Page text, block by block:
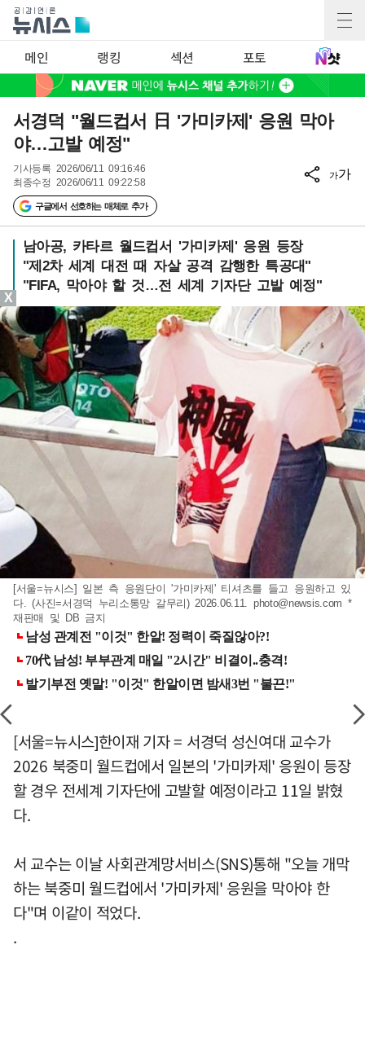
메인 랭킹 섹션 포토
서경덕 "월드컵서 日 '가미카제' 응원 막아
야…고발 예정"
기사등록 2026/06/11 09:16:46
최종수정 2026/06/11 09:22:58
구글에서 선호하는 매체로 추가
가가
남아공, 카타르 월드컵서 '가미카제' 응원 등장
"제2차 세계 대전 때 자살 공격 감행한 특공대"
"FIFA, 막아야 할 것…전 세계 기자단 고발 예정"
[서울=뉴시스] 일본 측 응원단이 '가미카제' 티셔츠를 들고 응원하고 있
다. (사진=서경덕 누리소통망 갈무리) 2026.06.11. photo@newsis.com *
재판매 및 DB 금지
[서울=뉴시스]한이재 기자 = 서경덕 성신여대 교수가
2026 북중미 월드컵에서 일본의 '가미카제' 응원이 등장
할 경우 전세계 기자단에 고발할 예정이라고 11일 밝혔
다.
서 교수는 이날 사회관계망서비스(SNS)통해 "오늘 개막
하는 북중미 월드컵에서 '가미카제' 응원을 막아야 한
다"며 이같이 적었다.
.
X